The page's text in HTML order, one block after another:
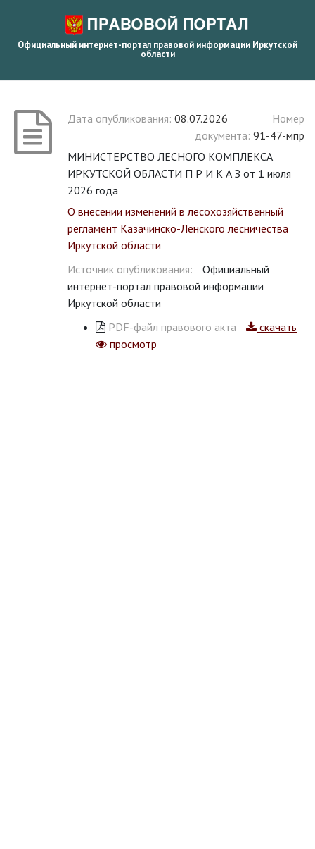
Официальный интернет-портал правовой информации Иркутской
области
Дата опубликования: 08.07.2026
Номер
документа: 91-47-мпр
МИНИСТЕРСТВО ЛЕСНОГО КОМПЛЕКСА
ИРКУТСКОЙ ОБЛАСТИ П Р И К А З от 1 июля
2026 года
О внесении изменений в лесохозяйственный
регламент Казачинско-Ленского лесничества
Иркутской области
Источник опубликования:
Официальный
интернет-портал правовой информации
Иркутской области
PDF-файл правового акта
скачать
просмотр